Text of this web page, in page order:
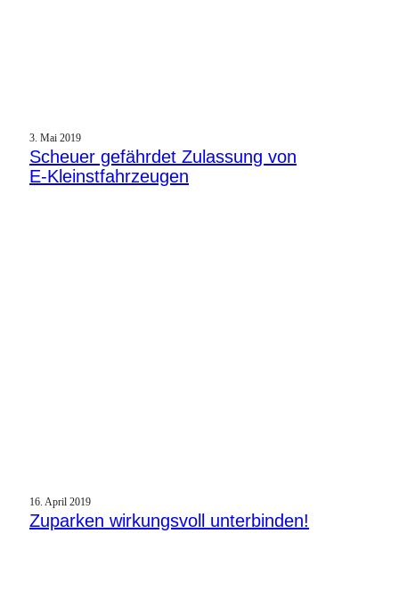
3. Mai 2019
Scheuer gefährdet Zulassung von
E‑Kleinstfahrzeugen
16. April 2019
Zuparken wirkungsvoll unterbinden!